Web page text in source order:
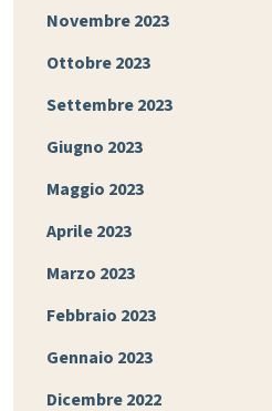
Novembre 2023
Ottobre 2023
Settembre 2023
Giugno 2023
Maggio 2023
Aprile 2023
Marzo 2023
Febbraio 2023
Gennaio 2023
Dicembre 2022